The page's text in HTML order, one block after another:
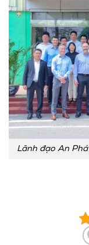
Lãnh đạo An